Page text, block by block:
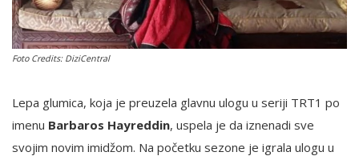
English
Foto Credits: DiziCentral
Lepa glumica, koja je preuzela glavnu ulogu u seriji TRT1 po
imenu Barbaros Hayreddin, uspela je da iznenadi sve
svojim novim imidžom. Na početku sezone je igrala ulogu u